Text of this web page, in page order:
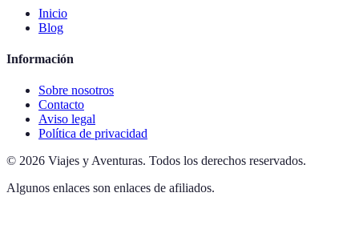
Inicio
Blog
Información
Sobre nosotros
Contacto
Aviso legal
Política de privacidad
© 2026 Viajes y Aventuras. Todos los derechos reservados.
Algunos enlaces son enlaces de afiliados.